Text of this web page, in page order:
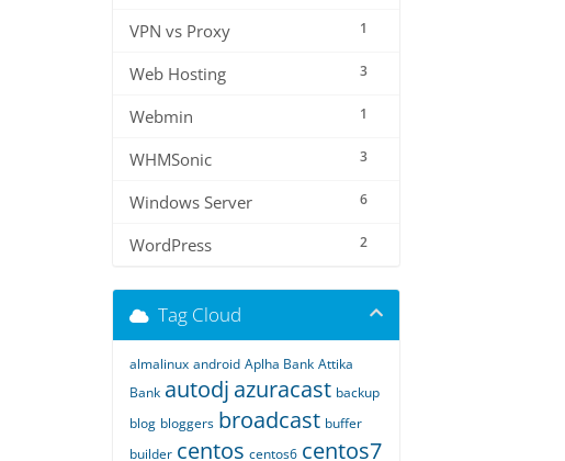
1
VPN vs Proxy
3
Web Hosting
1
Webmin
3
WHMSonic
6
Windows Server
2
WordPress
Tag Cloud
almalinux android Aplha Bank Attika
Bank autodj azuracast backup
blog bloggers broadcast buffer
builder centos centos6 centos7